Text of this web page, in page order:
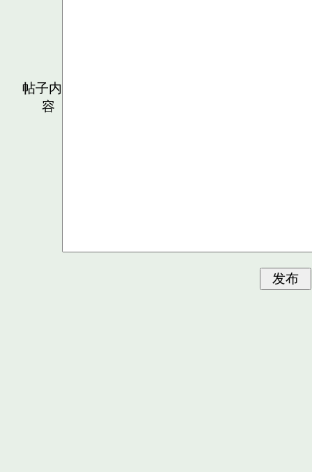
帖子内
容